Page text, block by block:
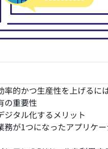
率的かつ生産性を上げるに
の重要性
ジタル化するメリット
務が1つになったアプリケ